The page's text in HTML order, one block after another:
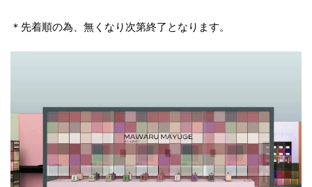
＊先着順の為、無くなり次第終了となります。